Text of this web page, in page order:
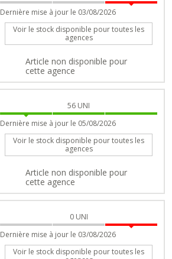
Dernière mise à jour le 03/08/2026
Voir le stock disponible pour toutes les
agences
Article non disponible pour
cette agence
56 UNI
Dernière mise à jour le 05/08/2026
Voir le stock disponible pour toutes les
agences
Article non disponible pour
cette agence
0 UNI
Dernière mise à jour le 03/08/2026
Voir le stock disponible pour toutes les